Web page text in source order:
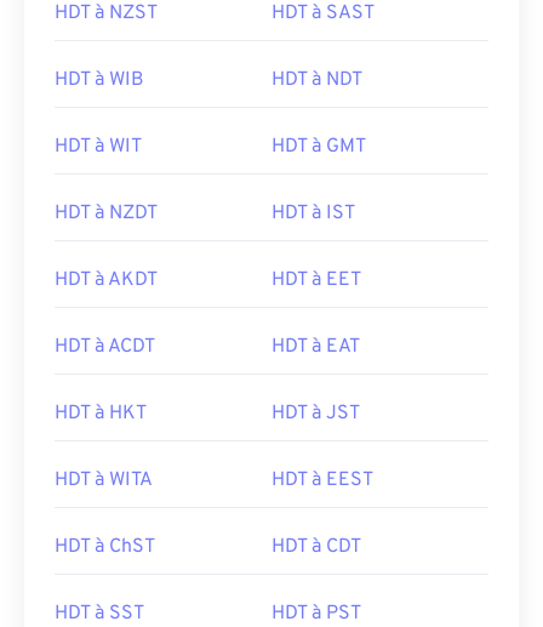
HDT à NZST HDT à SAST
HDT à WIB HDT à NDT
HDT à WIT HDT à GMT
HDT à NZDT HDT à IST
HDT à AKDT HDT à EET
HDT à ACDT HDT à EAT
HDT à HKT HDT à JST
HDT à WITA HDT à EEST
HDT à ChST HDT à CDT
HDT à SST HDT à PST